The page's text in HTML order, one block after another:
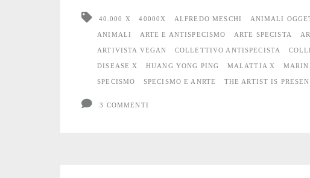
Is
the
artist
present?
40.000 X 40000X ALFREDO MESCHI ANIMALI
ANIMALI ARTE E ANTISPECISMO ARTE SPECISTA
ARTIVISTA VEGAN COLLETTIVO ANTISPECISTA
DISEASE X HUANG YONG PING MALATTIA X
SPECISMO SPECISMO E ANRTE THE ARTIST IS
3 COMMENTI